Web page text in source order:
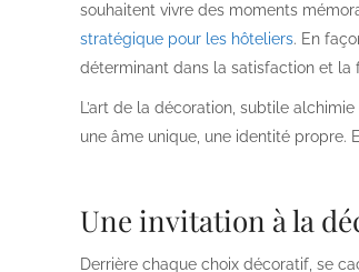
souhaitent vivre des moments
stratégique pour les hôteliers. En
déterminant dans la satisfaction et la
L’art de la décoration, subtile
une âme unique, une identité propre.
Une invitation à la
Derrière chaque choix décoratif, se